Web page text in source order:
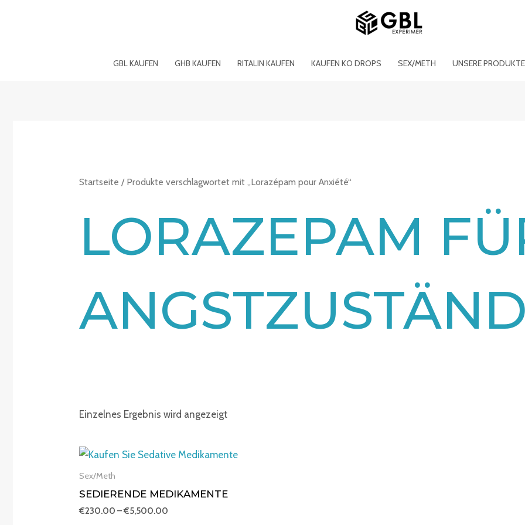
GBL KAUFEN GHB KAUFEN RITALIN KAUFEN KAUFEN KO DROPS SEX/METH UNSERE PRODUKTE
Startseite / Produkte verschlagwortet mit „Lorazépam pour Anxiété“
LORAZEPAM
Einzelnes Ergebnis wird angezeigt
Sex/Meth
SEDIERENDE MEDIKAMENTE
€230.00 –€5,500.00
Preisspanne: